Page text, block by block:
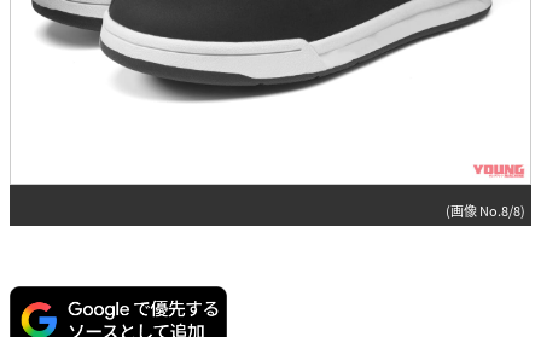
(画像 No.8/8)